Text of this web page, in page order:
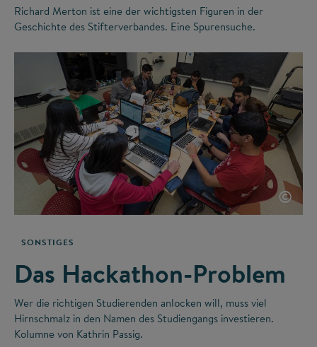
Richard Merton ist eine der wichtigsten Figuren in der
Geschichte des Stifterverbandes. Eine Spurensuche.
©
SONSTIGES
Das Hackathon-Problem
Wer die richtigen Studierenden anlocken will, muss viel
Hirnschmalz in den Namen des Studiengangs investieren.
Kolumne von Kathrin Passig.